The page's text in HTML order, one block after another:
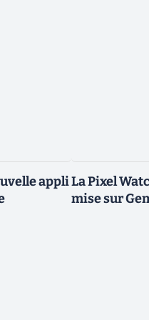
appliLa Pixel
mise sur